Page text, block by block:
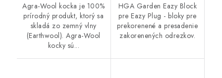
Agra-Wool kocka je 100%
prírodný produkt, ktorý sa
skladá zo zemný vlny
(Earthwool). Agra-Wool
kocky sú...
HGA Garden Eazy Block
pre Eazy Plug - bloky pre
prekorenené a presadenie
zakorenených odrezkov.